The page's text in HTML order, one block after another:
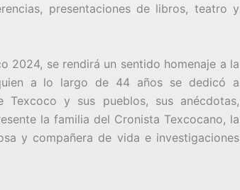
presentaciones de libros, teatro y
2024, se rendirá un sentido homenaje a la
a lo largo de 44 años se dedicó a
y sus pueblos, sus anécdotas,
la familia del Cronista Texcocano, la
y compañera de vida e investigaciones